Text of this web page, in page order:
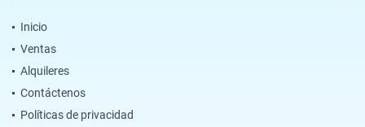
Inicio
Ventas
Alquileres
Contáctenos
Políticas de privacidad